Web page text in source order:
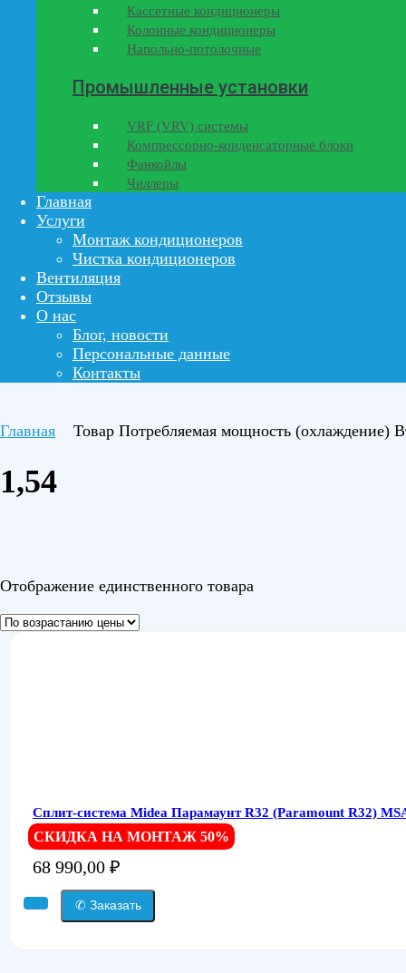
Кассетные кондиционеры
Колонные кондиционеры
Напольно-потолочные
Промышленные установки
VRF (VRV) системы
Компрессорно-конденсаторные блоки
Фанкойлы
Чиллеры
Главная
Услуги
Монтаж кондиционеров
Чистка кондиционеров
Вентиляция
Отзывы
О нас
Блог, новости
Персональные данные
Контакты
Главная Товар Потребляемая мощность (охлаждение)
1,54
Отображение единственного товара
Сплит-система Midea Парамаунт R32 (Paramount R32)
СКИДКА НА МОНТАЖ 50%
68 990,00 ₽
✆ Заказать